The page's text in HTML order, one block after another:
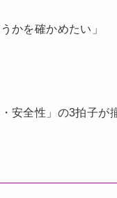
かを確かめたい」
安全性」の3拍子が